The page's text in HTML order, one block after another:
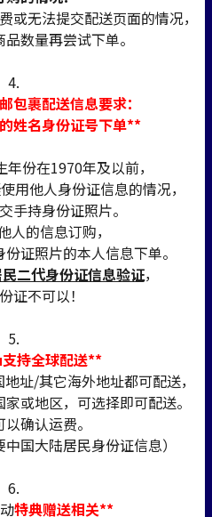
或无法提交配送页面的情况，
数量再尝试下单。
4.
包裹配送信息要求：
姓名身份证号下单**
份在1970年及以前，
用他人身份证信息的情况，
手持身份证照片。
人的信息订购，
证照片的本人信息下单。
二代身份证信息验证，
证不可以！
5.
持全球配送**
址/其它海外地址都可配送，
或地区，可选择即可配送。
确认运费。
国大陆居民身份证信息）
6.
特典赠送相关**